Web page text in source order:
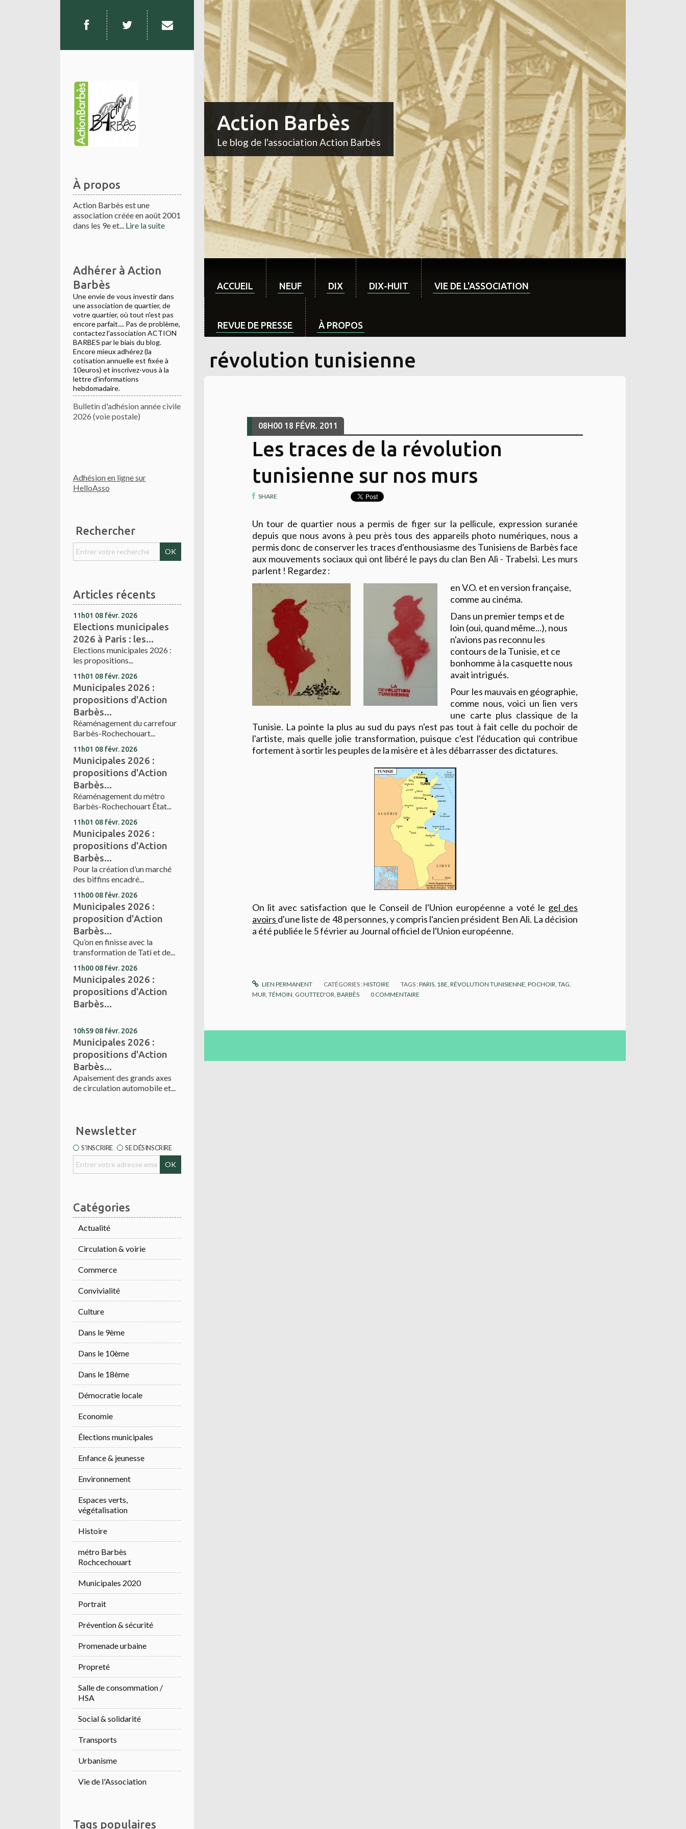
À propos
Action Barbès est une
association créée en août 2001
dans les 9e et... Lire la suite
Adhérer à Action
Barbès
Une envie de vous investir dans
une association de quartier, de
votre quartier, où tout n'est pas
encore parfait.... Pas de problème,
contactez l'association ACTION
BARBES par le biais du blog.
Encore mieux adhérez (la
cotisation annuelle est fixée à
10euros) et inscrivez-vous à la
lettre d'informations
hebdomadaire.
Bulletin d'adhésion année civile
2026 (voie postale)
Adhésion en ligne sur
HelloAsso
Rechercher
Articles récents
11h01 08 févr. 2026
Elections municipales
2026 à Paris : les...
Elections municipales 2026 :
les propositions...
11h01 08 févr. 2026
Municipales 2026 :
propositions d'Action
Barbès...
Réaménagement du carrefour
Barbès-Rochechouart...
11h01 08 févr. 2026
Municipales 2026 :
propositions d'Action
Barbès...
Réaménagement du métro
Barbès-Rochechouart État...
11h01 08 févr. 2026
Municipales 2026 :
propositions d'Action
Barbès...
Pour la création d’un marché
des biffins encadré...
11h00 08 févr. 2026
Municipales 2026 :
proposition d'Action
Barbès...
Qu’on en finisse avec la
transformation de Tati et de...
11h00 08 févr. 2026
Municipales 2026 :
propositions d'Action
Barbès...
10h59 08 févr. 2026
Municipales 2026 :
propositions d'Action
Barbès...
Apaisement des grands axes
de circulation automobile et...
Newsletter
S'INSCRIRE SE DÉSINSCRIRE
Catégories
Actualité
Circulation & voirie
Commerce
Convivialité
Culture
Dans le 9ème
Dans le 10ème
Dans le 18ème
Démocratie locale
Economie
Élections municipales
Enfance & jeunesse
Environnement
Espaces verts,
végétalisation
Histoire
métro Barbès
Rochcechouart
Municipales 2020
Portrait
Prévention & sécurité
Promenade urbaine
Propreté
Salle de consommation /
HSA
Social & solidarité
Transports
Urbanisme
Vie de l'Association
Tags populaires
Action Barbès
Le blog de l'association Action Barbès
ACCUEIL NEUF DIX DIX-HUIT VIE DE L'ASSOCIATION
REVUE DE PRESSE À PROPOS
révolution tunisienne
08H00 18 FÉVR. 2011
Les traces de la révolution
tunisienne sur nos murs
SHARE
Un tour de quartier nous a permis de figer sur la pellicule, expression suranée
depuis que nous avons à peu près tous des appareils photo numériques, nous a
permis donc de conserver les traces d'enthousiasme des Tunisiens de Barbès face
aux mouvements sociaux qui ont libéré le pays du clan Ben Ali - Trabelsi. Les murs
parlent ! Regardez :
en V.O. et en version française,
comme au cinéma.
Dans un premier temps et de
loin (oui, quand même...), nous
n'avions pas reconnu les
contours de la Tunisie, et ce
bonhomme à la casquette nous
avait intrigués.
Pour les mauvais en géographie,
comme nous, voici un lien vers
une carte plus classique de la
Tunisie. La pointe la plus au sud du pays n'est pas tout à fait celle du pochoir de
l'artiste, mais quelle jolie transformation, puisque c'est l'éducation qui contribue
fortement à sortir les peuples de la misère et à les débarrasser des dictatures.
On lit avec satisfaction que le Conseil de l'Union européenne a voté le gel des
avoirs d'une liste de 48 personnes, y compris l'ancien président Ben Ali. La décision
a été publiée le 5 février au Journal officiel de l'Union européenne.
LIEN PERMANENT CATÉGORIES :HISTOIRE TAGS :PARIS 18E ,RÉVOLUTION TUNISIENNE ,POCHOIR ,TAG
MUR TÉMOIN GOUTTED'OR BARBÈS 0 COMMENTAIRE